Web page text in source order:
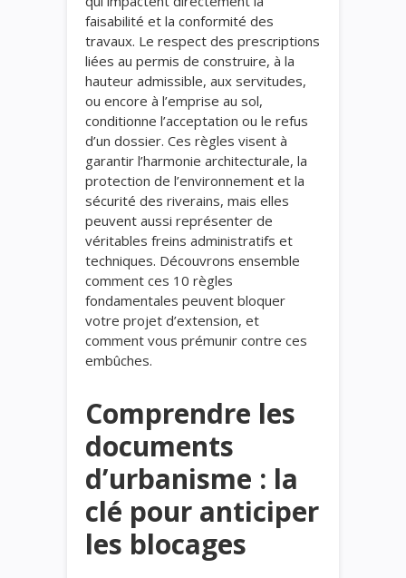
faisabilité et la conformité des
travaux. Le respect des prescriptions
liées au permis de construire, à la
hauteur admissible, aux servitudes,
ou encore à l’emprise au sol,
conditionne l’acceptation ou le refus
d’un dossier. Ces règles visent à
garantir l’harmonie architecturale, la
protection de l’environnement et la
sécurité des riverains, mais elles
peuvent aussi représenter de
véritables freins administratifs et
techniques. Découvrons ensemble
comment ces 10 règles
fondamentales peuvent bloquer
votre projet d’extension, et
comment vous prémunir contre ces
embûches.
Comprendre les
documents
d’urbanisme : la
clé pour anticiper
les blocages